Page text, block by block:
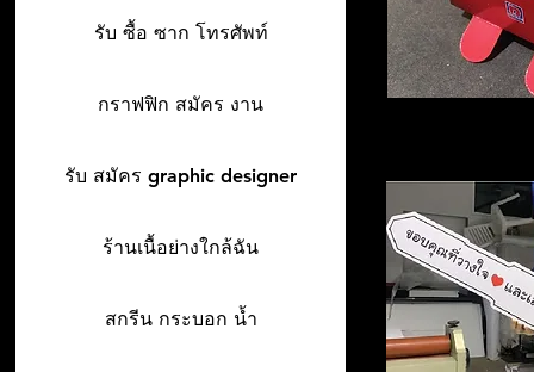
รับ ซื้อ ซาก โทรศัพท์
กราฟฟิก สมัคร งาน
รับ สมัคร graphic designer
ร้านเนื้อย่างใกล้ฉัน
สกรีน กระบอก น้ำ